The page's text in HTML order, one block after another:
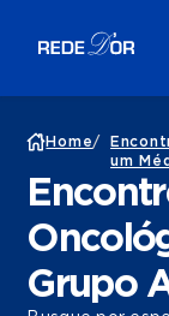
Home/
um
Grupo